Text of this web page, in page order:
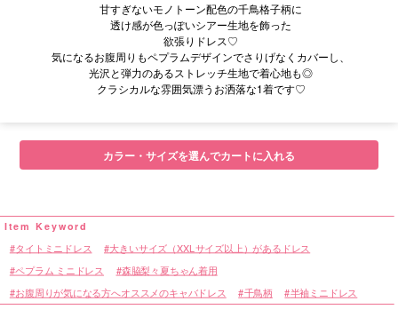
甘すぎないモノトーン配色の千鳥格子柄に
透け感が色っぽいシアー生地を飾った
欲張りドレス♡
気になるお腹周りもペプラムデザインでさりげなくカバーし、
光沢と弾力のあるストレッチ生地で着心地も◎
クラシカルな雰囲気漂うお洒落な1着です♡
カラー・サイズを選んでカートに入れる
タイトミニドレス 大きいサイズ（XXLサイズ以上）があるドレス
ペプラム ミニドレス 森脇梨々夏ちゃん着用
お腹周りが気になる方へオススメのキャバドレス 千鳥柄 半袖ミニドレス